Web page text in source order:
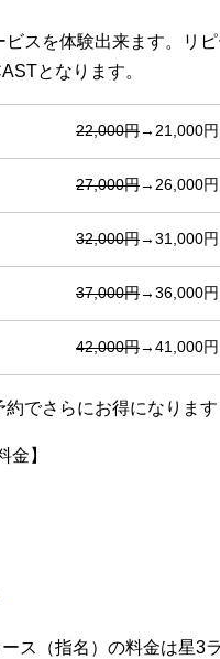
ビスを体験出来ます。リ
となります。
22,000円→21,000円
27,000円→26,000円
32,000円→31,000円
37,000円→36,000円
42,000円→41,000円
約でさらにお得になります
金】
ス（指名）の料金は星3